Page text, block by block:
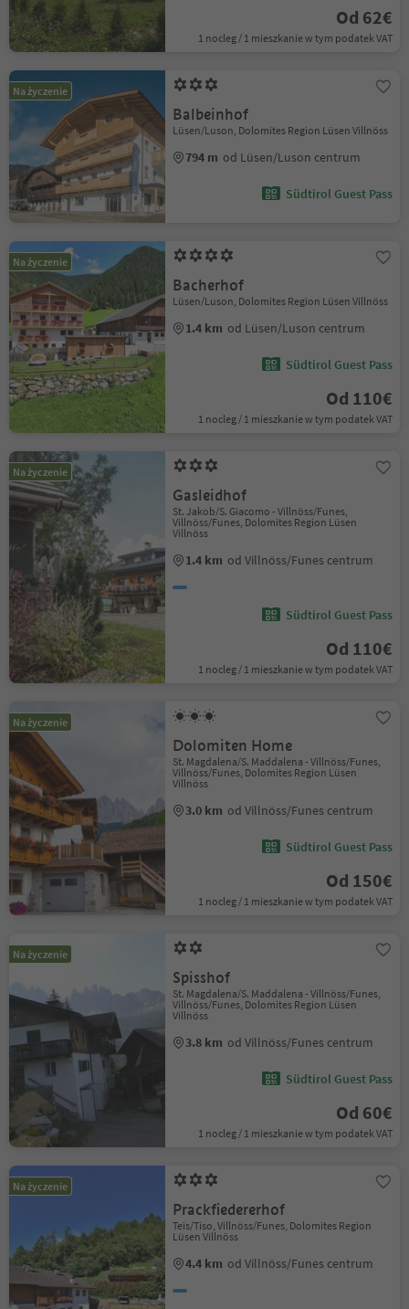
Od 62€
1 nocleg / 1 mieszkanie w tym podatek VAT
Na życzenie
Balbeinhof
Lüsen/Luson, Dolomites Region Lüsen Villnöss
794 m od Lüsen/Luson centrum
Südtirol Guest Pass
Na życzenie
Bacherhof
Lüsen/Luson, Dolomites Region Lüsen Villnöss
1.4 km od Lüsen/Luson centrum
Südtirol Guest Pass
Od 110€
1 nocleg / 1 mieszkanie w tym podatek VAT
Na życzenie
Gasleidhof
St. Jakob/S. Giacomo - Villnöss/Funes,
Villnöss/Funes, Dolomites Region Lüsen
Villnöss
1.4 km od Villnöss/Funes centrum
Südtirol Guest Pass
Od 110€
1 nocleg / 1 mieszkanie w tym podatek VAT
Na życzenie
Dolomiten Home
St. Magdalena/S. Maddalena - Villnöss/Funes,
Villnöss/Funes, Dolomites Region Lüsen
Villnöss
3.0 km od Villnöss/Funes centrum
Südtirol Guest Pass
Od 150€
1 nocleg / 1 mieszkanie w tym podatek VAT
Na życzenie
Spisshof
St. Magdalena/S. Maddalena - Villnöss/Funes,
Villnöss/Funes, Dolomites Region Lüsen
Villnöss
3.8 km od Villnöss/Funes centrum
Südtirol Guest Pass
Od 60€
1 nocleg / 1 mieszkanie w tym podatek VAT
Na życzenie
Prackfiedererhof
Teis/Tiso, Villnöss/Funes, Dolomites Region
Lüsen Villnöss
4.4 km od Villnöss/Funes centrum